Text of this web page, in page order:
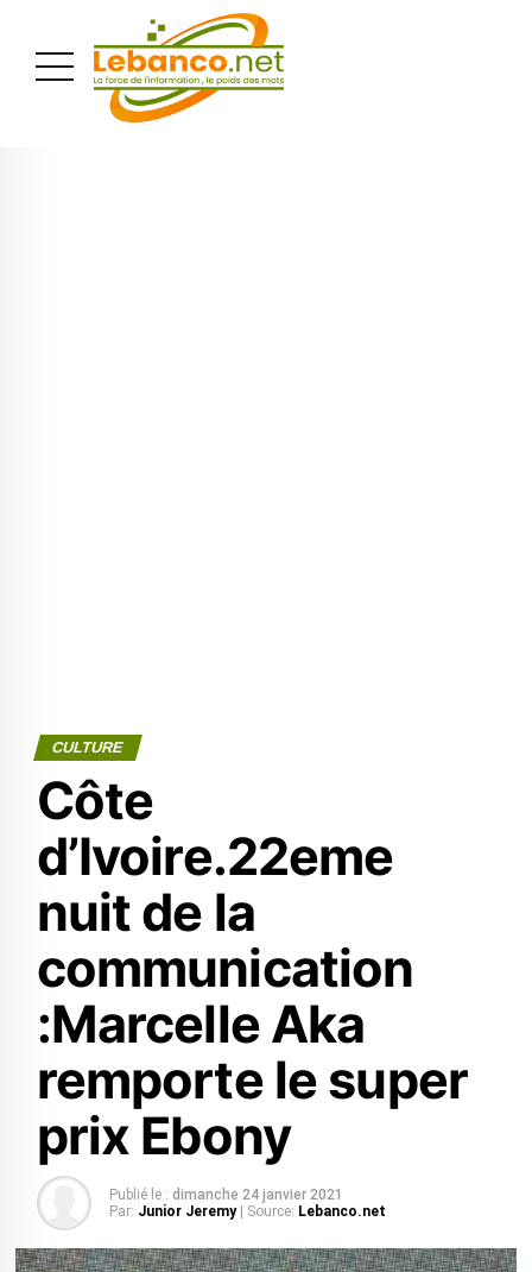
CULTURE
Côte
d’Ivoire.22eme
nuit de la
communication
:Marcelle Aka
remporte le super
prix Ebony
Publié le : dimanche 24 janvier 2021
Par: Junior Jeremy | Source: Lebanco.net